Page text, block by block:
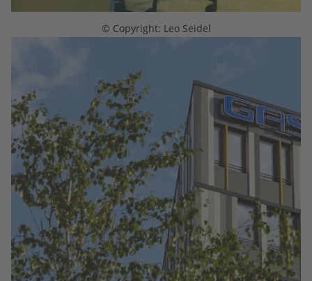
© Copyright: Leo Seidel